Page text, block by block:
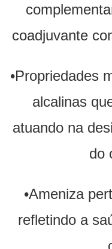
coadjuvante
•Propriedades
alcalinas
atuando na
do
•Ameniza
refletindo a